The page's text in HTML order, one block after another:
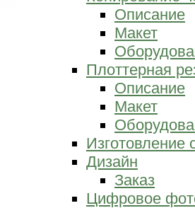
Описание
Макет
Плоттерная
Описание
Макет
Изготовление
Дизайн
Заказ
Цифровое